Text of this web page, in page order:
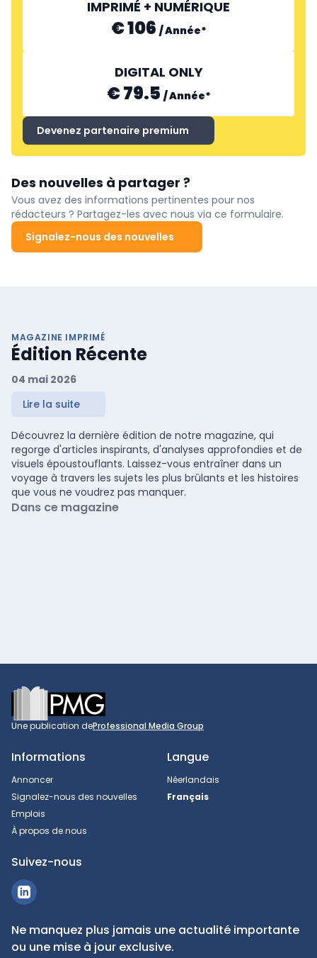
IMPRIMÉ + NUMÉRIQUE
€ 106 /Année*
DIGITAL ONLY
€ 79.5 /Année*
Devenez partenaire premium
Des nouvelles à partager ?
Vous avez des informations pertinentes pour nos
rédacteurs ? Partagez-les avec nous via ce formulaire.
Signalez-nous des nouvelles
MAGAZINE IMPRIMÉ
Édition Récente
04 mai 2026
Lire la suite
Découvrez la dernière édition de notre magazine, qui
regorge d'articles inspirants, d'analyses approfondies et de
visuels époustouflants. Laissez-vous entraîner dans un
voyage à travers les sujets les plus brûlants et les histoires
que vous ne voudrez pas manquer.
Dans ce magazine
Footer
Une publication deProfessional Media Group
Informations
Annoncer
Signalez-nous des nouvelles
Emplois
À propos de nous
Langue
Néerlandais
Français
Suivez-nous
Ne manquez plus jamais une actualité importante
ou une mise à jour exclusive.